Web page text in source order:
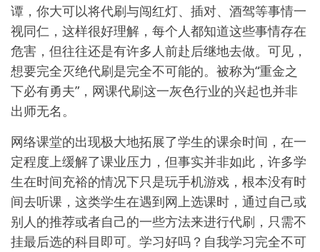
谭，你大可以将代刷与闯红灯、插对、酒驾等事情一
视同仁，这样很好理解，每个人都知道这些事情存在
危害，但往往还是有许多人前赴后继地去做。可见，
想要完全灭绝代刷是完全不可能的。被称为“重金之
下必有勇夫”，网课代刷这一灰色行业的兴起也并非
出师无名。
网络课堂的出现极大地拓展了学生的课余时间，在一
定程度上缓解了课业压力，但事实并非如此，许多学
生在时间充裕的情况下只是玩手机游戏，根本没有时
间去听课，这类学生在遇到网上选课时，通过自己或
别人的推荐或者自己的一些方法来进行代刷，只需不
挂最后选的科目即可。学习好吗？自我学习完全不可